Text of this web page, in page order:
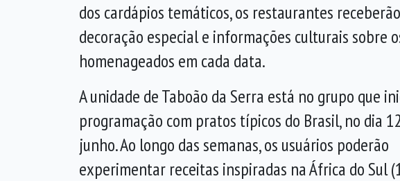
dos cardápios temáticos, os restaurantes receberão
decoração especial e informações culturais sobre
homenageados em cada data.
A unidade de Taboão da Serra está no grupo que
programação com pratos típicos do Brasil, no dia
junho. Ao longo das semanas, os usuários poderão
experimentar receitas inspiradas na África do Sul